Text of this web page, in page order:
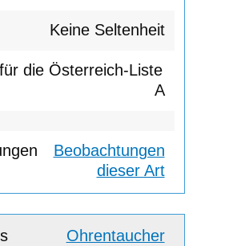
Keine Seltenheit
A
Beobachtungen
dieser Art
Ohrentaucher